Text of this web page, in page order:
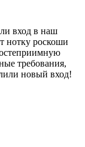
вход в наш
нотку роскоши
требования,
новый вход!